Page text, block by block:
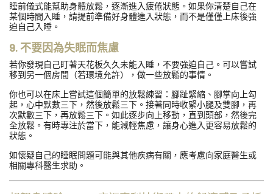
睡前儀式能幫助身體放鬆，逐漸進入疲倦狀態。如果你清楚自己在
某個時間入睡，請提前準備好身體進入狀態，而不是僅僅上床後強
迫自己入睡。
9. 不要因為失眠而焦慮
若你發現自己盯著天花板久久未能入睡，不要強迫自己。可以嘗試
移到另一個房間（若環境允許），做一些放鬆的事情。
你也可以在床上嘗試這個簡單的放鬆練習：腳趾緊縮、腳掌向上勾
起，心中默數三下，然後放鬆三下。接著同時收緊小腿及雙腳，再
次默數三下，再放鬆三下。如此逐步向上移動，直到頭部，然後完
全放鬆。有時專注於當下，能減輕焦慮，讓身心進入更容易放鬆的
狀態。
如懷疑自己的睡眠問題可能與其他疾病有關，應考慮向家庭醫生或
相關專科醫生求助。